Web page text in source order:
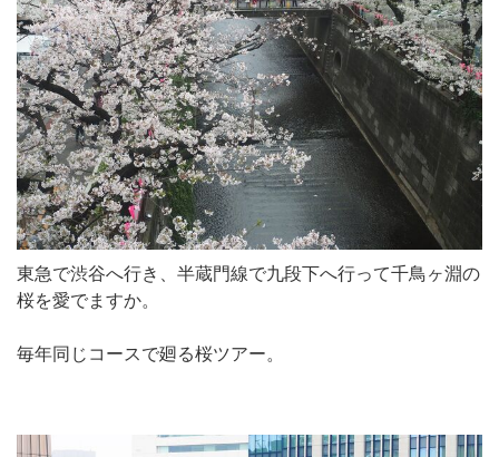
東急で渋谷へ行き、半蔵門線で九段下へ行って千鳥ヶ淵の
桜を愛でますか。
毎年同じコースで廻る桜ツアー。